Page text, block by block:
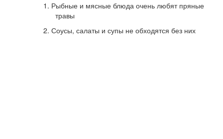
1. Рыбные и мясные блюда очень любят пряные
травы
2. Соусы, салаты и супы не обходятся без них